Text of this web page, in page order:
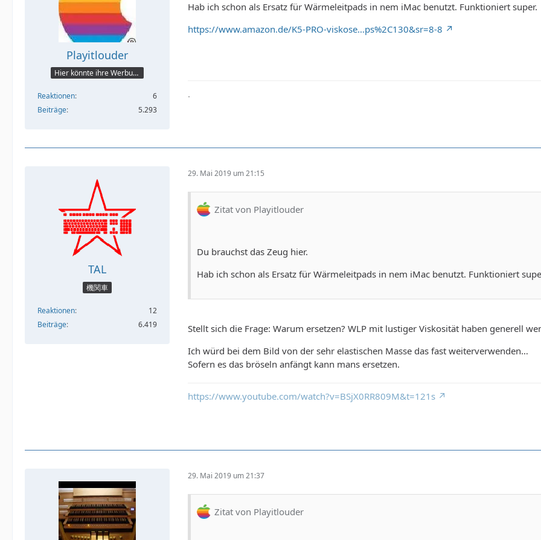
Playitlouder
Hier könnte ihre Werbung stehen
Reaktionen
6
Beiträge
5.293
Hab ich schon als Ersatz für Wärmeleitpads in nem iMac benutzt. Funktioniert super.
https://www.amazon.de/K5-PRO-viskose…ps%2C130&sr=8-8
.
TAL
機関車
Reaktionen
12
Beiträge
6.419
29. Mai 2019 um 21:15
Zitat von Playitlouder
Du brauchst das Zeug hier.
Hab ich schon als Ersatz für Wärmeleitpads in nem iMac benutzt. Funktioniert
Stellt sich die Frage: Warum ersetzen? WLP mit lustiger Viskosität haben generell
Ich würd bei dem Bild von der sehr elastischen Masse das fast weiterverwenden…
Sofern es das bröseln anfängt kann mans ersetzen.
https://www.youtube.com/watch?v=BSjX0RR809M&t=121s
29. Mai 2019 um 21:37
Zitat von Playitlouder